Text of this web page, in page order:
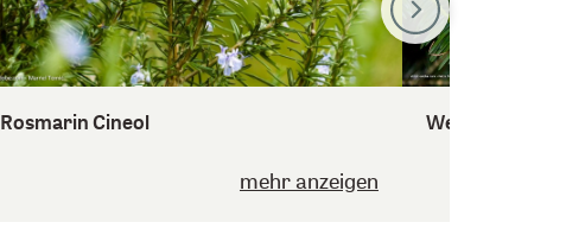
Rosmarin Cineol
mehr anzeigen
Weisstanne